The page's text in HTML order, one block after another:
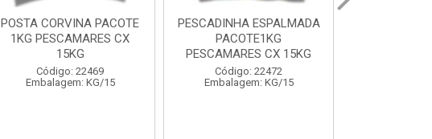
PESCADINHA ESPALMADA
PACOTE1KG
PESCAMARES CX 15KG
Código: 22472
Embalagem: KG/15
FILE DE PANGA PREMIUM
PACOTE 1KG CAIXA 10KG
Código: 20021
Embalagem: KG/10